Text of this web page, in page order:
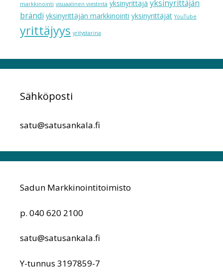
markkinointi visuaalinen viestintä yksinyrittäjä yksinyrittäjän
brändi yksinyrittäjän markkinointi yksinyrittäjät YouTube
yrittäjyys yritystarina
Sähköposti
satu@satusankala.fi
Sadun Markkinointitoimisto
p. 040 620 2100
satu@satusankala.fi
Y-tunnus 3197859-7